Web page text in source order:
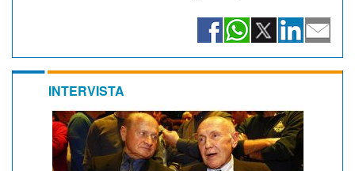
INTERVISTA